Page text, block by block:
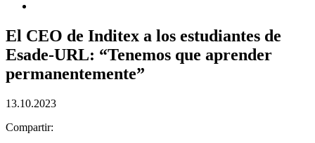
El CEO de Inditex a los estudiantes de
Esade-URL: “Tenemos que aprender
permanentemente”
13.10.2023
Compartir: